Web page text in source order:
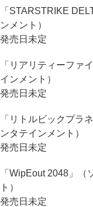
「STARSTRIKE
ンメント）
発売日未定
「リアリティーファ
インメント）
発売日未定
「リトルビックプラ
ンタテインメント）
発売日未定
「WipEout 2048」
ト）
発売日未定